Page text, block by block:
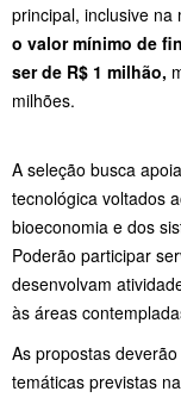
principal, inclusive na
o valor mínimo de
ser de R$ 1 milhão,
milhões.
A seleção busca
tecnológica voltados
bioeconomia e dos
Poderão participar
desenvolvam
às áreas
As propostas
temáticas previstas